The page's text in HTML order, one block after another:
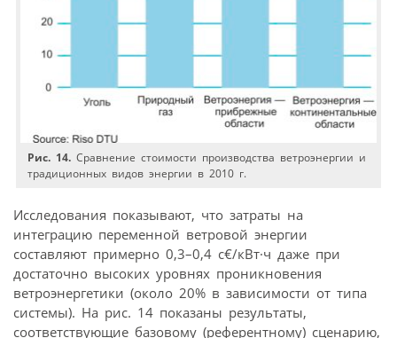
Рис. 14. Сравнение стоимости производства ветроэнергии и
традиционных видов энергии в 2010 г.
Исследования показывают, что затраты на
интеграцию переменной ветровой энергии
составляют примерно 0,3–0,4 c€/кВт·ч даже при
достаточно высоких уровнях проникновения
ветроэнергетики (около 20% в зависимости от типа
системы). На рис. 14 показаны результаты,
соответствующие базовому (референтному) сценарию,